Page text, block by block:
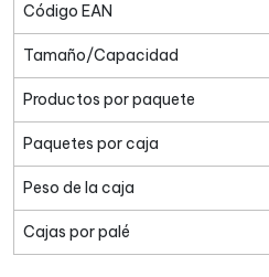
Código EAN
Tamaño/Capacidad
Productos por paquete
Paquetes por caja
Peso de la caja
Cajas por palé